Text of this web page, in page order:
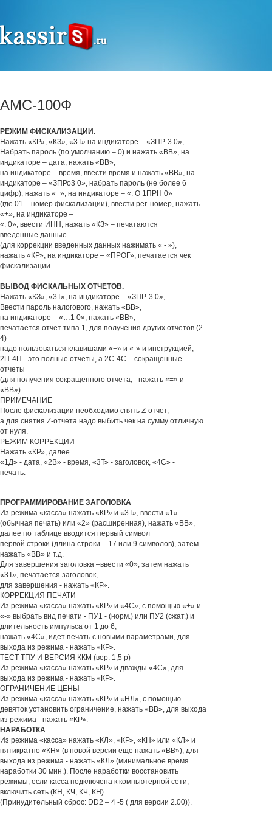
АМС-100Ф
РЕЖИМ ФИСКАЛИЗАЦИИ.
Нажать «КР», «КЗ», «3Т» на индикаторе – «ЗПР-3 0»,
Набрать пароль (по умолчанию – 0) и нажать «ВВ», на
индикаторе – дата, нажать «ВВ»,
на индикаторе – время, ввести время и нажать «ВВ», на
индикаторе – «ЗПРо3 0», набрать пароль (не более 6
цифр), нажать «+», на индикаторе – «. О 1ПРН 0»
(где 01 – номер фискализации), ввести рег. номер, нажать
«+», на индикаторе –
«. 0», ввести ИНН, нажать «КЗ» – печатаются
введенные данные
(для коррекции введенных данных нажимать « - »),
нажать «КР», на индикаторе – «ПРОГ», печатается чек
фискализации.
ВЫВОД ФИСКАЛЬНЫХ ОТЧЕТОВ.
Нажать «КЗ», «3Т», на индикаторе – «ЗПР-3 0»,
Ввести пароль налогового, нажать «ВВ»,
на индикаторе – «…1 0», нажать «ВВ»,
печатается отчет типа 1, для получения других отчетов (2-
4)
надо пользоваться клавишами «+» и «-» и инструкцией,
2П-4П - это полные отчеты, а 2С-4С – сокращенные
отчеты
(для получения сокращенного отчета, - нажать «=» и
«ВВ»).
ПРИМЕЧАНИЕ
После фискализации необходимо снять Z-отчет,
а для снятия Z-отчета надо выбить чек на сумму отличную
от нуля.
РЕЖИМ КОРРЕКЦИИ
Нажать «КР», далее
«1Д» - дата, «2В» - время, «3Т» - заголовок, «4С» -
печать.
ПРОГРАММИРОВАНИЕ ЗАГОЛОВКА
Из режима «касса» нажать «КР» и «3Т», ввести «1»
(обычная печать) или «2» (расширенная), нажать «ВВ»,
далее по таблице вводится первый символ
первой строки (длина строки – 17 или 9 символов), затем
нажать «ВВ» и т.д.
Для завершения заголовка –ввести «0», затем нажать
«3Т», печатается заголовок,
для завершения - нажать «КР».
КОРРЕКЦИЯ ПЕЧАТИ
Из режима «касса» нажать «КР» и «4С», с помощью «+» и
«-» выбрать вид печати - ПУ1 - (норм.) или ПУ2 (сжат.) и
длительность импульса от 1 до 6,
нажать «4С», идет печать с новыми параметрами, для
выхода из режима - нажать «КР».
ТЕСТ ТПУ И ВЕРСИЯ ККМ (вер. 1,5 р)
Из режима «касса» нажать «КР» и дважды «4С», для
выхода из режима - нажать «КР».
ОГРАНИЧЕНИЕ ЦЕНЫ
Из режима «касса» нажать «КР» и «НЛ», с помощью
девяток установить ограничение, нажать «ВВ», для выхода
из режима - нажать «КР».
НАРАБОТКА
Из режима «касса» нажать «КЛ», «КР», «КН» или «КЛ» и
пятикратно «КН» (в новой версии еще нажать «ВВ»), для
выхода из режима - нажать «КЛ» (минимальное время
наработки 30 мин.). После наработки восстановить
режимы, если касса подключена к компьютерной сети, -
включить сеть (КН, КЧ, КЧ, КН).
(Принудительный сброс: DD2 – 4 -5 ( для версии 2.00)).